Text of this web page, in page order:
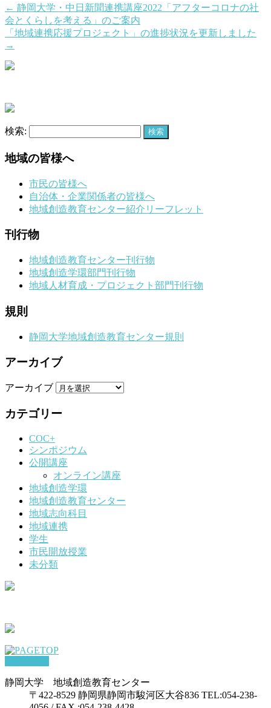
← 静岡大学・中日新聞連携講座2022「アフターコロナの社
会とくらしを考える」のご案内
「地域連携応援プロジェクト」の進捗状況を更新しました
→
検索:
地域の皆様へ
市民の皆様へ
自治体・企業関係者の皆様へ
地域創造教育センター紹介リーフレット
刊行物
地域創造教育センター刊行物
地域創造学環部門刊行物
地域人材育成・プロジェクト部門刊行物
規則
静岡大学地域創造教育センター規則
アーカイブ
アーカイブ
カテゴリー
COC+
シンポジウム
公開講座
オンライン講座
地域創造学環
地域創造教育センター
地域志向科目
地域連携
学生
市民開放授業
未分類
静岡大学 地域創造教育センター
〒422-8529 静岡県静岡市駿河区大谷836 TEL:054-238-